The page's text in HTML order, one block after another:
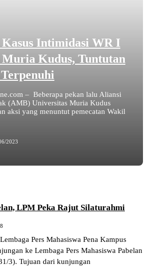
Intimidasi WR I
Kudus, Tuntutan
– Beberapa pekan lalu Aliansi
(AMB) Universitas Muria Kudus
aksi yang menuntut pemecatan Wakil
2023
LPM Peka Rajut Silaturahmi
Pers Mahasiswa Pena Kampus
ke Lembaga Pers Mahasiswa Pabelan
3). Tujuan dari kunjungan